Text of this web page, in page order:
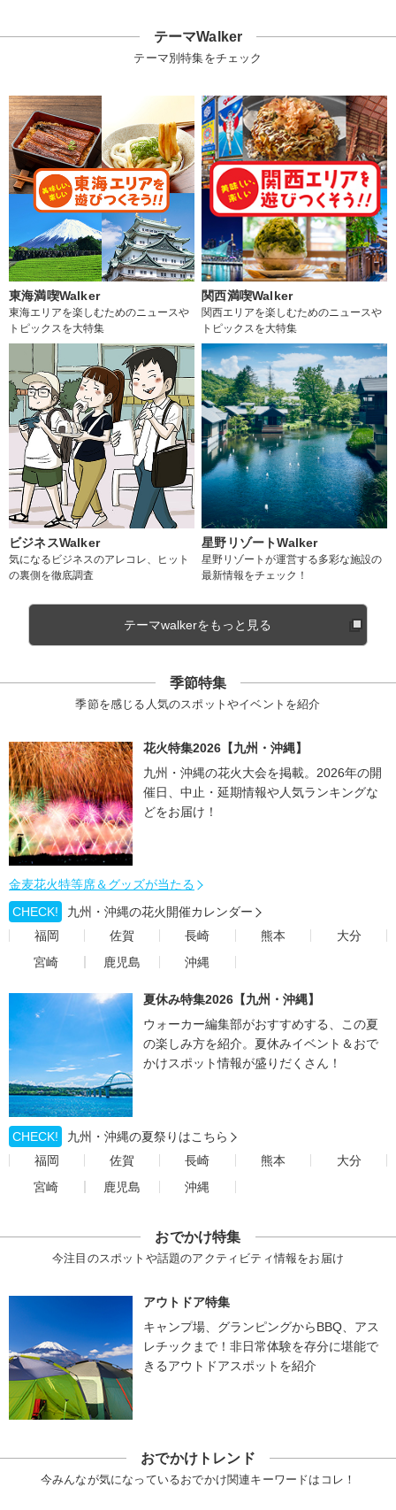
テーマWalker
テーマ別特集をチェック
東海満喫Walker
東海エリアを楽しむためのニュースや
トピックスを大特集
関西満喫Walker
関西エリアを楽しむためのニュースや
トピックスを大特集
ビジネスWalker
気になるビジネスのアレコレ、ヒット
の裏側を徹底調査
星野リゾートWalker
星野リゾートが運営する多彩な施設の
最新情報をチェック！
テーマwalkerをもっと見る
季節特集
季節を感じる人気のスポットやイベントを紹介
花火特集2026【九州・沖縄】
九州・沖縄の花火大会を掲載。2026年の開
催日、中止・延期情報や人気ランキングな
どをお届け！
金麦花火特等席＆グッズが当たる
CHECK!
九州・沖縄の花火開催カレンダー
福岡
佐賀 長崎 熊本
大分
宮崎
鹿児島 沖縄
夏休み特集2026【九州・沖縄】
ウォーカー編集部がおすすめする、この夏
の楽しみ方を紹介。夏休みイベント＆おで
かけスポット情報が盛りだくさん！
CHECK!
九州・沖縄の夏祭りはこちら
福岡
佐賀 長崎 熊本
大分
宮崎
鹿児島 沖縄
おでかけ特集
今注目のスポットや話題のアクティビティ情報をお届け
アウトドア特集
キャンプ場、グランピングからBBQ、アス
レチックまで！非日常体験を存分に堪能で
きるアウトドアスポットを紹介
おでかけトレンド
今みんなが気になっているおでかけ関連キーワードはコレ！